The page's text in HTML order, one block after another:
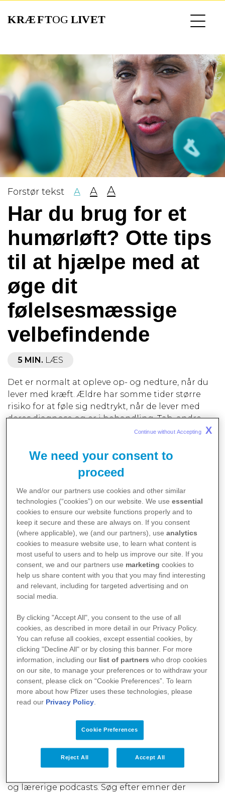
til
Forstør tekst A A A
Har du brug for et
humørløft? Otte tips
til at hjælpe med at
øge dit
følelsesmæssige
velbefindende
5 MIN. LÆS
Det er normalt at opleve op- og nedture, når du
lever med kræft. Ældre har somme tider større
risiko for at føle sig nedtrykt, når de lever med
deres diagnose og er i behandling. Tab, andre
sygdomme, social isolation og stress, der
problemer, som ældre kan stå overfor.
Støttepersoner kan også opleve nogle af disse
problemer, samt det stress der følger med at stå
for plejen af deres pårørende.
Den gode nyhed er, at der er nogle enkle vaner,
du kan bruge som en del af din hverdag, til at
give dig selv et humørløft. Bare det at stoppe op
og acceptere dine følelser, kan have en positiv
indvirkning på dit humør.
Sådan øger du dit følelsesmæssige
velbefindende
Selv om kræftbehandling handler om at holde
din krop rask, er det også vigtigt at passe på dit
følelsesmæssige velbefindende. Her er nogle
idéer, der muligvis kan hjælpe.
Hold tankerne beskæftiget. Hold tankerne
beskæftiget med hjernegymnastik, og hav det
sjovt imens. Aktiviteter, såsom at læse en bog,
lytte til en lydbog eller lave et puslespil, kan være
lige det, du har brug for til at komme af med det
mens du er i behandling. Du kan søge efter
”gratis spil” på internettet og finde adgang til en
række spil, så du kan holde tankerne beskæftiget.
Overvej også at lytte til podcasts. Der er mange
og lærerige podcasts. Søg efter emner der
We need your consent to
proceed
We and/or our partners use cookies and other similar
technologies (“cookies”) on our website. We useessential
cookies to ensure our website functions properly and to
keep it secure and these are always on. If you consent
(where applicable), we (and our partners), useanalytics
cookies to measure website use, to learn what content is
most useful to users and to help us improve our site. If you
consent, we and our partners use marketing cookies to
help us share content with you that you may find interesting
and relevant, including for targeted advertising and on
social media.
By clicking "Accept All", you consent to the use of all
cookies, as described in more detail in our Privacy Policy.
You can refuse all cookies, except essential cookies, by
clicking "Decline All" or by closing this banner. For more
information, including our list of partners who drop cookies
on our site, to manage your preferences or to withdraw your
consent, please click on “Cookie Preferences”. To learn
more about how Pfizer uses these technologies, please
read our Privacy Policy.
Cookie Preferences
Reject All Accept All
Continue without Accepting X